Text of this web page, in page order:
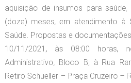
aquisição de insumos para
(doze) meses, em atendimento à
Saúde. Propostas e
10/11/2021, às 08:00 horas,
Administrativo, Bloco B, à Rua
Retiro Schueller – Praça Cruzeiro –